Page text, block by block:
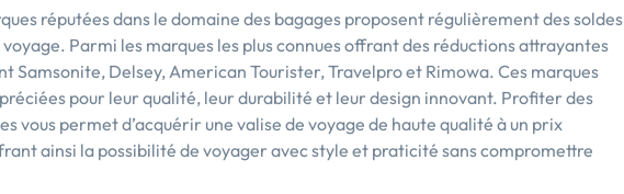
réputées dans le domaine des bagages proposent régulièrement des soldes
Parmi les marques les plus connues offrant des réductions attrayantes
Samsonite, Delsey, American Tourister, Travelpro et Rimowa. Ces marques
pour leur qualité, leur durabilité et leur design innovant. Profiter des
vous permet d’acquérir une valise de voyage de haute qualité à un prix
ainsi la possibilité de voyager avec style et praticité sans compromettre